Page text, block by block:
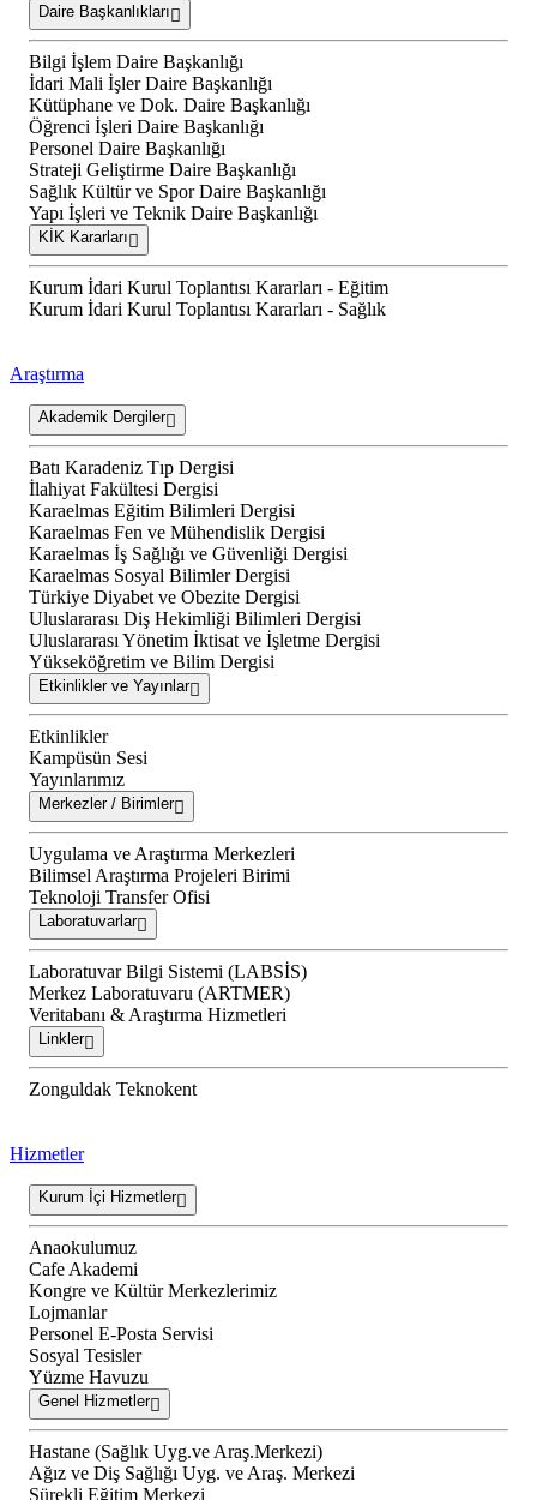
Daire Başkanlıkları
Bilgi İşlem Daire Başkanlığı
İdari Mali İşler Daire Başkanlığı
Kütüphane ve Dok. Daire Başkanlığı
Öğrenci İşleri Daire Başkanlığı
Personel Daire Başkanlığı
Strateji Geliştirme Daire Başkanlığı
Sağlık Kültür ve Spor Daire Başkanlığı
Yapı İşleri ve Teknik Daire Başkanlığı
KİK Kararları
Kurum İdari Kurul Toplantısı Kararları - Eğitim
Kurum İdari Kurul Toplantısı Kararları - Sağlık
Araştırma
Akademik Dergiler
Batı Karadeniz Tıp Dergisi
İlahiyat Fakültesi Dergisi
Karaelmas Eğitim Bilimleri Dergisi
Karaelmas Fen ve Mühendislik Dergisi
Karaelmas İş Sağlığı ve Güvenliği Dergisi
Karaelmas Sosyal Bilimler Dergisi
Türkiye Diyabet ve Obezite Dergisi
Uluslararası Diş Hekimliği Bilimleri Dergisi
Uluslararası Yönetim İktisat ve İşletme Dergisi
Yükseköğretim ve Bilim Dergisi
Etkinlikler ve Yayınlar
Etkinlikler
Kampüsün Sesi
Yayınlarımız
Merkezler / Birimler
Uygulama ve Araştırma Merkezleri
Bilimsel Araştırma Projeleri Birimi
Teknoloji Transfer Ofisi
Laboratuvarlar
Laboratuvar Bilgi Sistemi (LABSİS)
Merkez Laboratuvaru (ARTMER)
Veritabanı & Araştırma Hizmetleri
Linkler
Zonguldak Teknokent
Hizmetler
Kurum İçi Hizmetler
Anaokulumuz
Cafe Akademi
Kongre ve Kültür Merkezlerimiz
Lojmanlar
Personel E-Posta Servisi
Sosyal Tesisler
Yüzme Havuzu
Genel Hizmetler
Hastane (Sağlık Uyg.ve Araş.Merkezi)
Ağız ve Diş Sağlığı Uyg. ve Araş. Merkezi
Sürekli Eğitim Merkezi